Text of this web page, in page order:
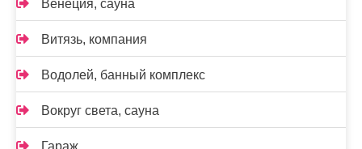
Венеция, сауна
Витязь, компания
Водолей, банный комплекс
Вокруг света, сауна
Гараж